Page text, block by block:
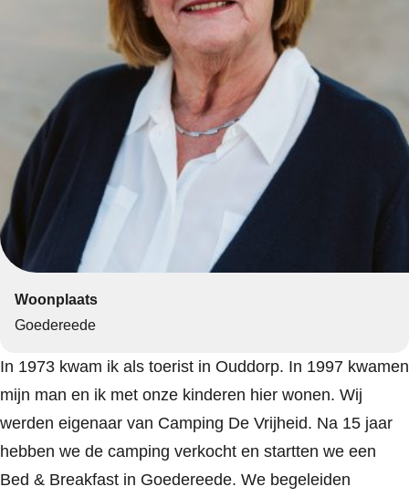
Woonplaats
Goedereede
In 1973 kwam ik als toerist in Ouddorp. In 1997 kwamen
mijn man en ik met onze kinderen hier wonen. Wij
werden eigenaar van Camping De Vrijheid. Na 15 jaar
hebben we de camping verkocht en startten we een
Bed & Breakfast in Goedereede. We begeleiden